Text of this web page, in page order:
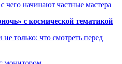
начинают частные мастера
с космической тематикой
только: что смотреть перед